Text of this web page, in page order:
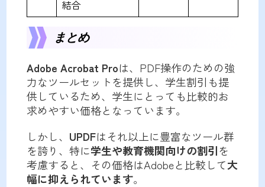
結合
まとめ
Adobe Acrobat Proは、PDF操作のための強
力なツールセットを提供し、学生割引も提
供しているため、学生にとっても比較的お
求めやすい価格となっています。
しかし、 UPDFはそれ以上に豊富なツール群
を誇り、特に学生や教育機関向けの割引を
考慮すると、その価格はAdobeと比較して大
幅に抑えられています。